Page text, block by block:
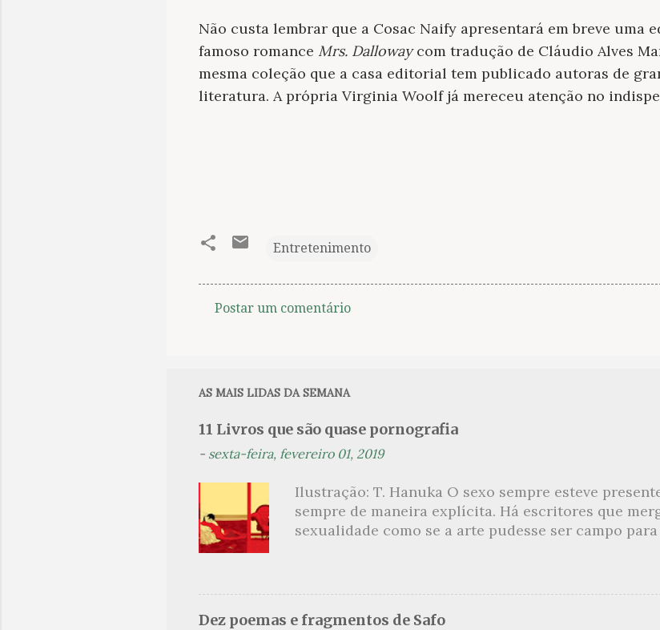
Não custa lembrar que a Cosac Naify apresentará em breve uma
famoso romance Mrs. Dallowaycom tradução de Cláudio Alves
mesma coleção que a casa editorial tem publicado autoras de
literatura. A própria Virginia Woolf já mereceu atenção no
Entretenimento
e
t
á
r
o
s
Postar um comentário
AS MAIS LIDAS DA SEMANA
11 Livros que são quase pornografia
- sexta-feira, fevereiro 01, 2019
Ilustração: T. Hanuka O sexo sempre esteve
sempre de maneira explícita. Há escritores que
sexualidade como se a arte pudesse ser campo
apresenta um conjunto de livros nos quais os
Dez poemas e fragmentos de Safo